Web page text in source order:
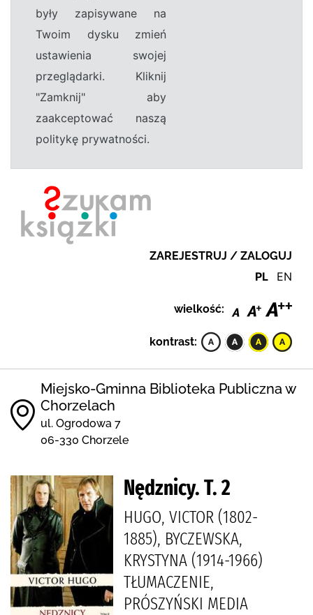
były zapisywane na
Twoim dysku zmień
ustawienia swojej
przeglądarki. Kliknij
"Zamknij" aby
zaakceptować naszą
politykę prywatności.
ZAREJESTRUJ / ZALOGUJ
PL EN
wielkość:
kontrast:
Miejsko-Gminna Biblioteka Publiczna w
Chorzelach
ul. Ogrodowa 7
06-330 Chorzele
Nędznicy. T. 2
HUGO, VICTOR (1802-
1885), BYCZEWSKA,
KRYSTYNA (1914-1966)
TŁUMACZENIE,
PRÓSZYŃSKI MEDIA